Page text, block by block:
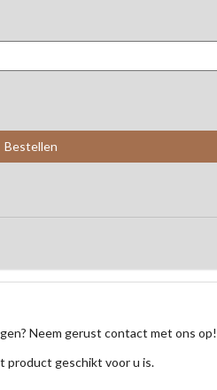
Neem gerust contact met ons op!
product geschikt voor u is.